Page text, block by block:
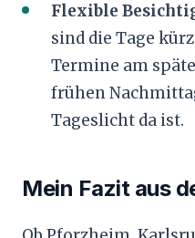
Flexible
sind die Tage
Termine am
frühen
Tageslicht da ist.
Mein Fazit aus